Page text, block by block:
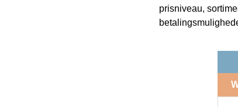
prisniveau,